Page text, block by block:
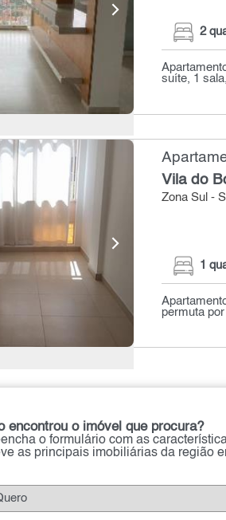
2
suíte, 1
Vila do
Zona Sul -
1
permuta
encontrou o imóvel que procura?
o formulário com as
as principais imobiliárias da região